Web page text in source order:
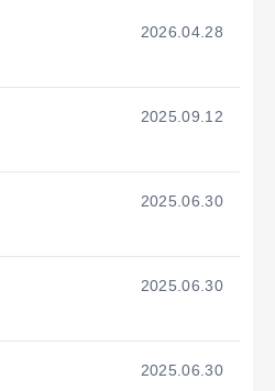
2026.04.28
2025.09.12
2025.06.30
2025.06.30
2025.06.30